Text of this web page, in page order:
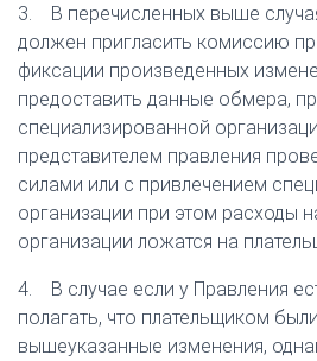
3. В перечисленных выше
должен пригласить комиссию
фиксации произведенных
предоставить данные обмера,
специализированной
представителем правления
силами или с привлечением
организации при этом расходы
организации ложатся на
4. В случае если у Правления
полагать, что плательщиком
вышеуказанные изменения,